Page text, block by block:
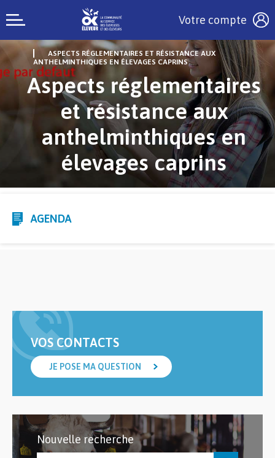
Votre compte
ASPECTS RÉGLEMENTAIRES ET RÉSISTANCE AUX
ANTHELMINTHIQUES EN ÉLEVAGES CAPRINS
Aspects réglementaires
et résistance aux
anthelminthiques en
élevages caprins
AGENDA
VOS CONTACTS
JE POSE MA QUESTION
Nouvelle recherche